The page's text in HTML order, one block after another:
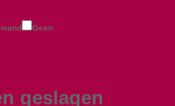
Geen
geslagen